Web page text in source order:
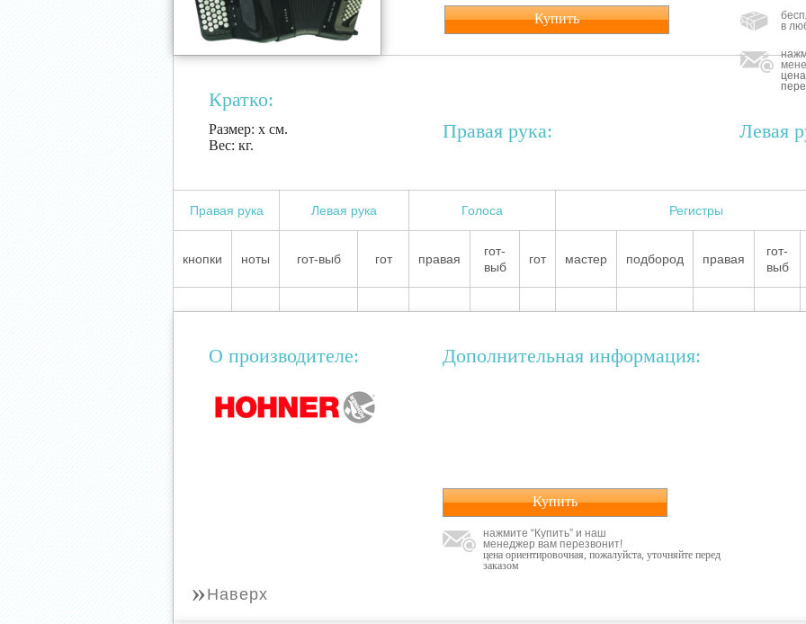
Купить
в
Кратко:
Размер: х см.
Вес: кг.
Правая рука: Левая
Правая рука Левая рука Голоса Регистры
кнопки ноты гот-выб гот правая
гот-
выб
гот мастер подбород правая
гот-
выб
О производителе: Дополнительная информация:
Купить
нажмите “Купить” и наш
менеджер вам перезвонит!
цена ориентировочная, пожалуйста, уточняйте перед
заказом
» Наверх